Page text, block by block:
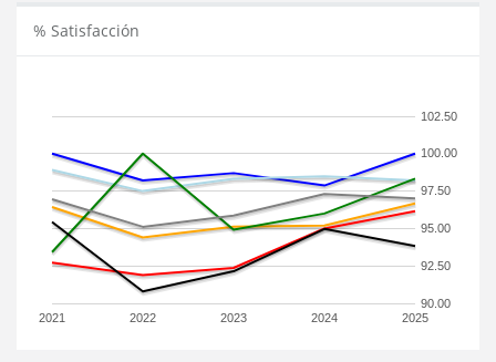
% Satisfacción
2021 2022 2023 2024 2025
90.00
92.50
95.00
97.50
100.00
102.50